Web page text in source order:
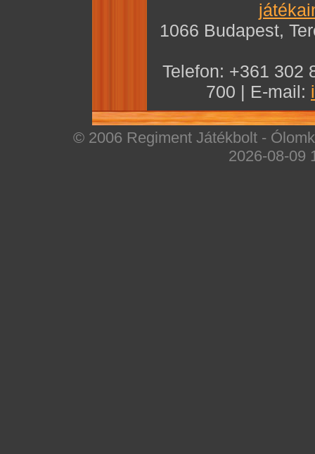
1066 Budapest,
Telefon: +361 302
700 | E-mail:
© 2006 Regiment Játékbolt -
2026-08-09